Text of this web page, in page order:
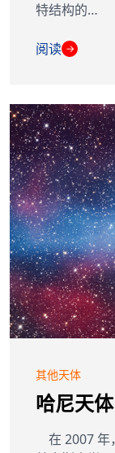
特结构的…
阅读 →
其他天体
哈尼天体
在 2007 年